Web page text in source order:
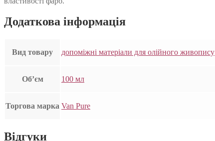
Додаткова інформація
Вид товару допоміжні матеріали для олійного живопису
Об’єм 100 мл
Торгова марка Van Pure
Відгуки